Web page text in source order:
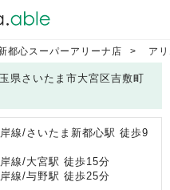
都心スーパーアリーナ店 ア
県さいたま市大宮区吉敷町
線/さいたま新都心駅 徒歩9
線/大宮駅 徒歩15分
線/与野駅 徒歩25分